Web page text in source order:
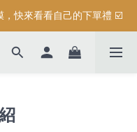
精油保濕沐浴露 (正貨) 』
，快來看看自己的下單禮 ☑️
精油保濕沐浴露 (正貨) 』